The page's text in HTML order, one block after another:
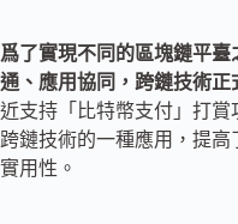
爲了實現不同的區塊鏈平
通、應用協同，跨鏈技術正
近支持「比特幣支付」打
跨鏈技術的一種應用，提
實用性。